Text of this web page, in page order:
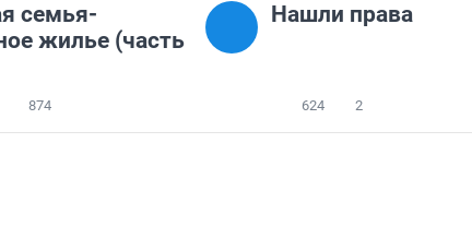
семья-
жилье (часть
874
Нашли права
624 2